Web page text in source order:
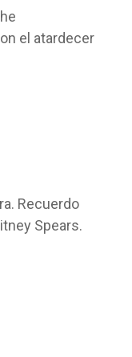
el atardecer
Recuerdo
Spears.